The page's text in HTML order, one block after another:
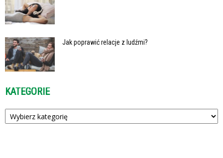
Jak poprawić relacje z ludźmi?
KATEGORIE
Kategorie